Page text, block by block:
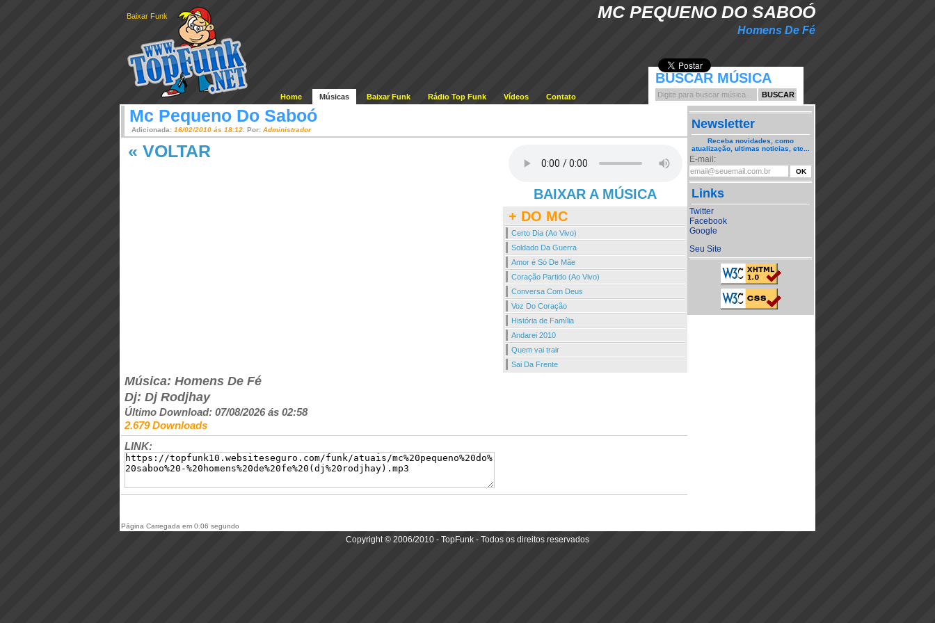
MC PEQUENO DO SABOÓ
Homens De Fé
Baixar Funk
Home Músicas Baixar Funk Rádio Top Funk Vídeos Contato
BUSCAR MÚSICA
Mc Pequeno Do Saboó
Adicionada: 16/02/2010 ás 18:12 . Por: Administrador
BAIXAR A MÚSICA
+ DO MC
Certo Dia (Ao Vivo)
Soldado Da Guerra
Amor é Só De Mãe
Coração Partido (Ao Vivo)
Conversa Com Deus
Voz Do Coração
História de Família
Andarei 2010
Quem vai trair
Sai Da Frente
« VOLTAR
Música: Homens De Fé
Dj: Dj Rodjhay
Último Download: 07/08/2026 ás 02:58
2.679 Downloads
LINK:
Newsletter
Receba novidades, como
atualização, ultimas noticias, etc...
E-mail:
Links
Twitter
Facebook
Google
Seu Site
Página Carregada em 0.06 segundo
Copyright © 2006/2010 - TopFunk - Todos os direitos reservados